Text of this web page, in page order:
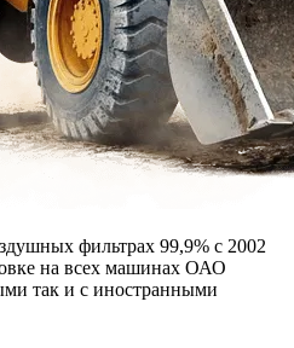
фильтрах 99,9% с 2002
на всех машинах ОАО
так и с иностранными